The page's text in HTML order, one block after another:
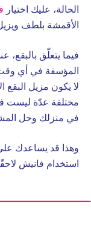
الحالة، عليك اختيار
الأقمشة بلطف ويزيل
فيما يتعلّق بالبقع،
المؤسفة في أي
لا يكون مزيل
مختلفة عدّة ليست
في منزلك وحل
وهذا قد يساعدك
استخدام فانيش